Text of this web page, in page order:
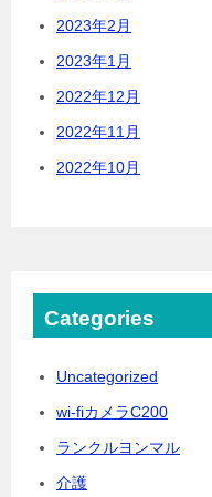
2023年2月
2023年1月
2022年12月
2022年11月
2022年10月
Categories
Uncategorized
wi-fiカメラC200
ランクルヨンマル
介護